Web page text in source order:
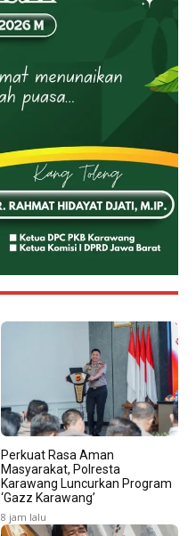
Perkuat Rasa Aman
Masyarakat, Polresta
Karawang Luncurkan Program
‘Gazz Karawang’
8 jam lalu